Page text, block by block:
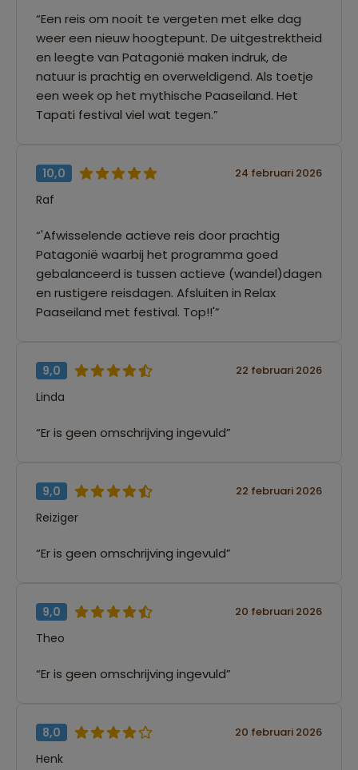
“Een reis om nooit te vergeten met elke dag
weer een nieuw hoogtepunt. De uitgestrektheid
en leegte van Patagonië maken indruk, de
natuur is prachtig en overweldigend. Als toetje
een week op het mythische Paaseiland. Het
Tapati festival viel wat tegen.”
10,0 24 februari 2026
Raf
“'Afwisselende actieve reis door prachtig
Patagonië waarbij het programma goed
gebalanceerd is tussen actieve (wandel)dagen
en rustigere reisdagen. Afsluiten in Relax
Paaseiland met festival. Top!!'”
9,0 22 februari 2026
Linda
“Er is geen omschrijving ingevuld”
9,0 22 februari 2026
Reiziger
“Er is geen omschrijving ingevuld”
9,0 20 februari 2026
Theo
“Er is geen omschrijving ingevuld”
8,0 20 februari 2026
Henk